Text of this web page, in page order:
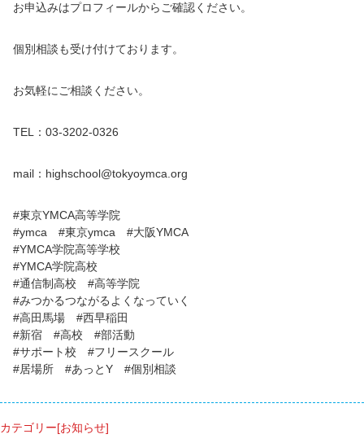
お申込みはプロフィールからご確認ください。
個別相談も受け付けております。
お気軽にご相談ください。
TEL：03-3202-0326
mail：highschool@tokyoymca.org
#東京YMCA高等学院
#ymca #東京ymca #大阪YMCA
#YMCA学院高等学校
#YMCA学院高校
#通信制高校 #高等学院
#みつかるつながるよくなっていく
#高田馬場 #西早稲田
#新宿 #高校 #部活動
#サポート校 #フリースクール
#居場所 #あっとY #個別相談
カテゴリー[お知らせ]